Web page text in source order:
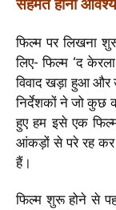
सहमत होना
फिल्म पर लिखना
लिए- फिल्म ‘द
विवाद खड़ा हुआ और
निर्देशकों ने जो कुछ
हुए हम इसे एक
आंकड़ों से परे रह कर
हैं।
फिल्म शुरू होने से